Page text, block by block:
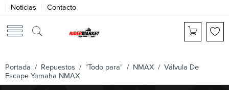
Noticias Contacto
Portada / Repuestos / "Todo para" / NMAX / Válvula De
Escape Yamaha NMAX